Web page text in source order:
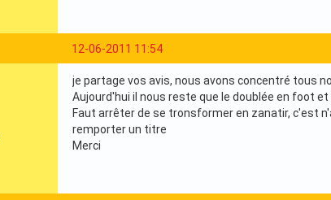
12-06-2011 11:54
je partage vos avis, nous avons concentré tous
Aujourd'hui il nous reste que le doublée en foot
Faut arrêter de se tronsformer en zanatir, c'est
remporter un titre
Merci